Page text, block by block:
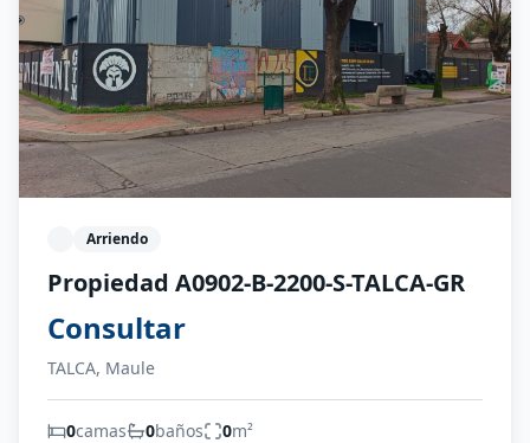
Arriendo
Propiedad A0902-B-2200-S-TALCA-GR
Consultar
TALCA, Maule
0camas 0baños 0m²